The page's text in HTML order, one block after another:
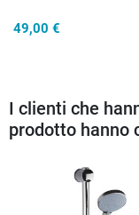
49,00 €
I clienti che
prodotto hanno